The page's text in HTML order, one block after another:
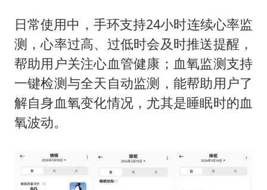
日常使用中，手环支持24小时连续心率监
测，心率过高、过低时会及时推送提醒，
帮助用户关注心血管健康；血氧监测支持
一键检测与全天自动监测，能帮助用户了
解自身血氧变化情况，尤其是睡眠时的血
氧波动。